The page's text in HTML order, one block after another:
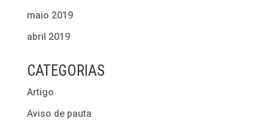
maio 2019
abril 2019
CATEGORIAS
Artigo
Aviso de pauta